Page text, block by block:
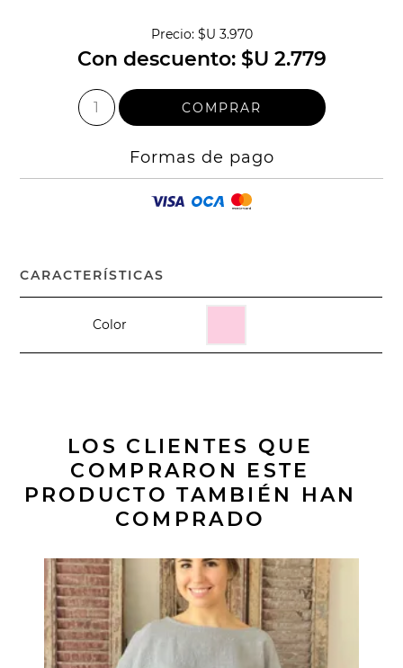
Precio: $U 3.970
Con descuento: $U 2.779
Formas de pago
CARACTERÍSTICAS
Color
LOS CLIENTES QUE
COMPRARON ESTE
PRODUCTO TAMBIÉN HAN
COMPRADO